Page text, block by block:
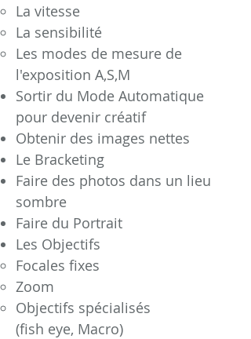
La vitesse
La sensibilité
Les modes de mesure de
l'exposition A,S,M
Sortir du Mode Automatique
pour devenir créatif
Obtenir des images nettes
Le Bracketing
Faire des photos dans un lieu
sombre
Faire du Portrait
Les Objectifs
Focales fixes
Zoom
Objectifs spécialisés
(fish eye, Macro)